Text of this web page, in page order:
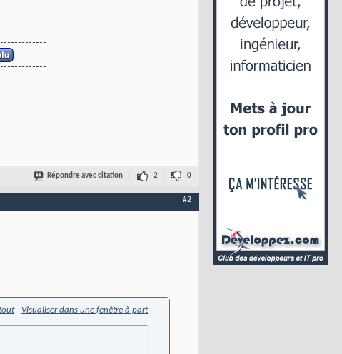
Répondre avec citation 2 0
#2
- Visualiser dans une fenêtre à part